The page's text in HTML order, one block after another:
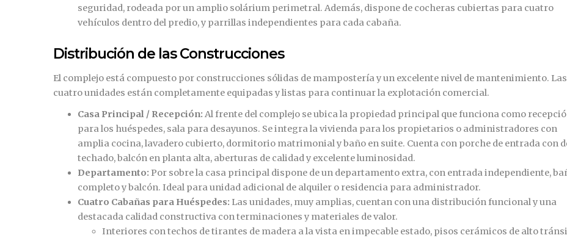
seguridad, rodeada por un amplio solárium perimetral. Además, dispone de cocheras cubiertas para cuatro
vehículos dentro del predio, y parrillas independientes para cada cabaña.
Distribución de las Construcciones
El complejo está compuesto por construcciones sólidas de mampostería y un excelente nivel de mantenimiento. Las
cuatro unidades están completamente equipadas y listas para continuar la explotación comercial.
Casa Principal / Recepción: Al frente del complejo se ubica la propiedad principal que funciona como
para los huéspedes, sala para desayunos. Se integra la vivienda para los propietarios o administradores con
amplia cocina, lavadero cubierto, dormitorio matrimonial y baño en suite. Cuenta con porche de entrada con
techado, balcón en planta alta, aberturas de calidad y excelente luminosidad.
Departamento: Por sobre la casa principal dispone de un departamento extra, con entrada independiente,
completo y balcón. Ideal para unidad adicional de alquiler o residencia para administrador.
Cuatro Cabañas para Huéspedes: Las unidades, muy amplias, cuentan con una distribución funcional y una
destacada calidad constructiva con terminaciones y materiales de valor.
Interiores con techos de tirantes de madera a la vista en impecable estado, pisos cerámicos de alto